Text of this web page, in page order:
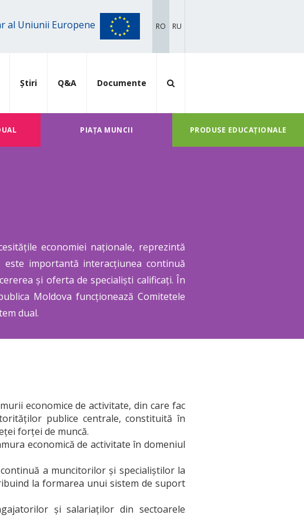
al Uniunii Europene RO RU
Știri Q&A Documente
PIAȚA MUNCII PRODUSE EDUCAȚIONALE
economiei naționale, reprezintă
importantă interacțiunea continuă
și oferta de specialiști calificați. În
Moldova funcționează Comitetele
dual.
economice de activitate, din care fac
publice centrale, constituită în
forţei de muncă.
economică de activitate în domeniul
a muncitorilor şi specialiştilor la
la formarea unui sistem de suport
şi salariaţilor din sectoarele